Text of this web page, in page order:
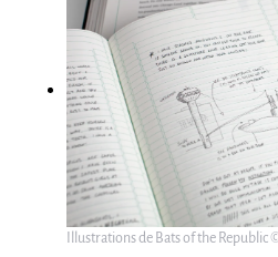
Illustrations de Bats of the Republic